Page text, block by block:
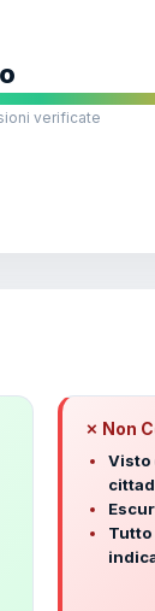
verificate
✗ Non
Visto
Tutto